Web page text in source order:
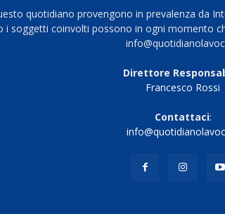
quotidiano provengono in prevalenza da
i soggetti coinvolti possono in ogni momento
Direttore
Francesco Rossi
Contattaci: